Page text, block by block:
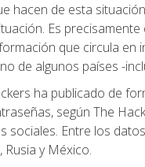
hacen de esta
Es
que circula en
de algunos países -
ha publicado de
según The
sociales. Entre los
Rusia y México.